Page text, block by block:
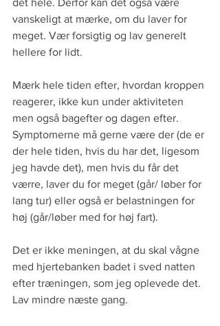
det hele. Derfor kan det også være
vanskeligt at mærke, om du laver for
meget. Vær forsigtig og lav generelt
hellere for lidt.
Mærk hele tiden efter, hvordan kroppen
reagerer, ikke kun under aktiviteten
men også bagefter og dagen efter.
Symptomerne må gerne være der (de er
der hele tiden, hvis du har det, ligesom
jeg havde det), men hvis du får det
værre, laver du for meget (går/ løber for
lang tur) eller også er belastningen for
høj (går/løber med for høj fart).
Det er ikke meningen, at du skal vågne
med hjertebanken badet i sved natten
efter træningen, som jeg oplevede det.
Lav mindre næste gang.